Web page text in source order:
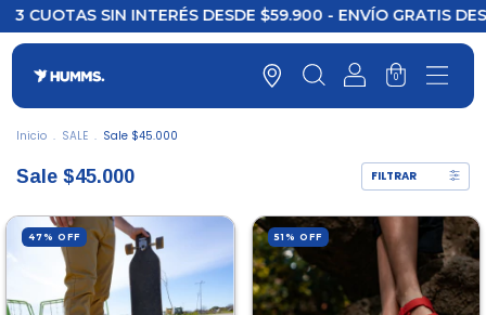
SIN INTERÉS DESDE $59.900 - ENVÍO GRATIS DESDE
0
Inicio . SALE . Sale $45.000
Sale $45.000 FILTRAR
47% OFF 51 % OFF